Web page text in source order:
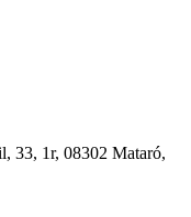
33, 1r, 08302 Mataró,